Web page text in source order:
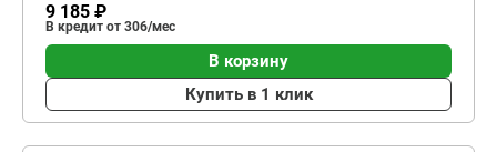
9 185 ₽
В кредит от 306/мес
В корзину
Купить в 1 клик